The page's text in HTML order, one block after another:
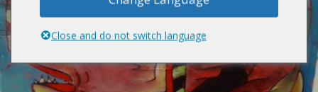
Close and do not switch language